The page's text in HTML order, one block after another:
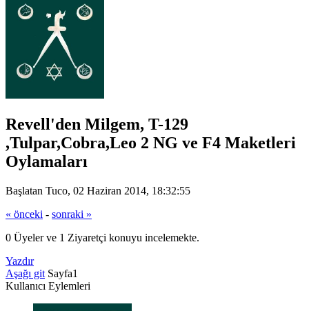
Revell'den Milgem, T-129
,Tulpar,Cobra,Leo 2 NG ve F4 Maketleri
Oylamaları
Başlatan Tuco, 02 Haziran 2014, 18:32:55
« önceki - sonraki »
0 Üyeler ve 1 Ziyaretçi konuyu incelemekte.
Yazdır
Aşağı git Sayfa1
Kullanıcı Eylemleri